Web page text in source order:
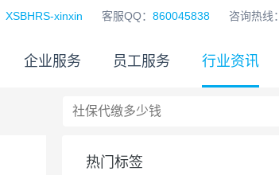
XSBHRS-xinxin 客服QQ： 860045838 咨询热线：
企业服务 员工服务 行业资讯
热门标签